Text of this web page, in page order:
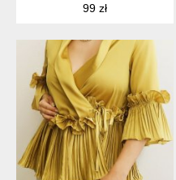
99 zł